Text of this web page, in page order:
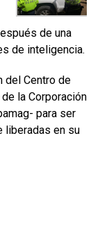
de una
de inteligencia.
del Centro de
la Corporación
para ser
liberadas en su